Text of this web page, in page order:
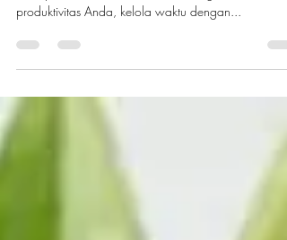
Secara Efektif dan Efisien
Pelajari 10 tips praktis yang akan membantu Anda